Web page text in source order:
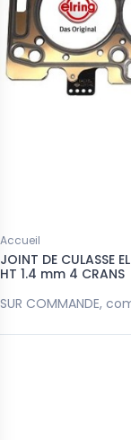
Accueil
JOINT DE CULASSE
HT 1.4 mm 4 CRANS
SUR COMMANDE,